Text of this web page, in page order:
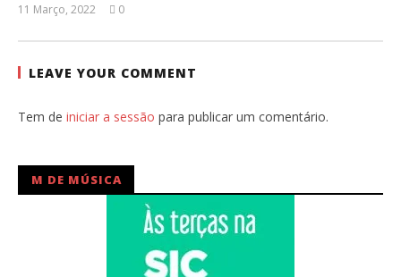
11 Março, 2022
Ventura
0
LEAVE YOUR COMMENT
Tem de iniciar a sessão para publicar um comentário.
M DE MÚSICA